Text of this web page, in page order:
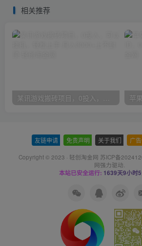
相关推荐
某讯游戏搬砖项目，0投入，可以挂机，轻松上手,月入3000+上不封顶
友链申请 免责声明 关于我们 广
Copyright © 2023 · 轻创淘金网 苏ICP备
网强力驱动.
本站已安全运行: 1639天9小时